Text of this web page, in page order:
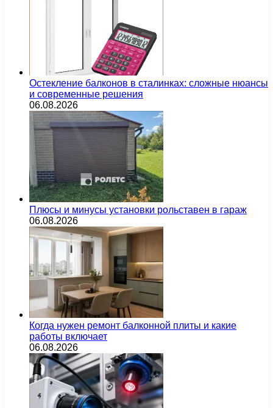
Остекление балконов в сталинках: сложные нюансы
и современные решения
06.08.2026
Плюсы и минусы установки рольставен в гараж
06.08.2026
Когда нужен ремонт балконной плиты и какие
работы включает
06.08.2026